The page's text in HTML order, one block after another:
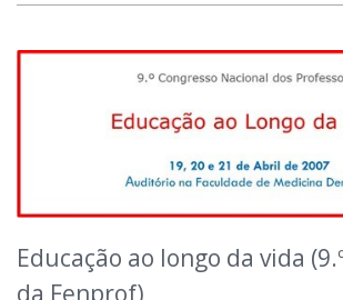
Educação ao longo da vida
da Fenprof)